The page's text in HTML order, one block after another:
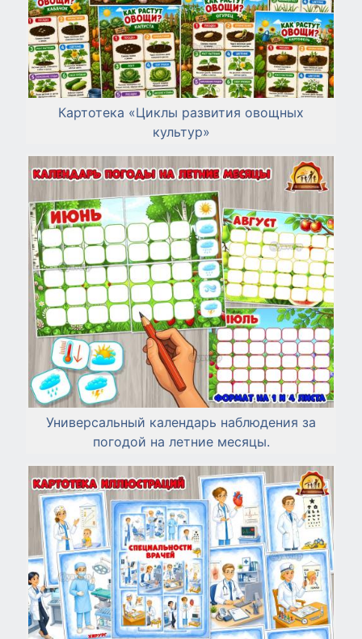
Картотека «Циклы развития овощных
культур»
Универсальный календарь наблюдения за
погодой на летние месяцы.